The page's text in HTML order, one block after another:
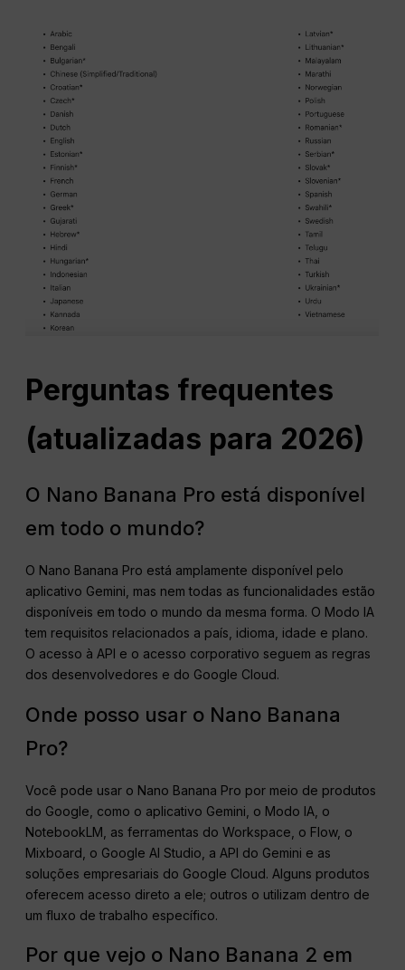
Perguntas frequentes
(atualizadas para 2026)
O Nano Banana Pro está disponível
em todo o mundo?
O Nano Banana Pro está amplamente disponível pelo
aplicativo Gemini, mas nem todas as funcionalidades estão
disponíveis em todo o mundo da mesma forma. O Modo IA
tem requisitos relacionados a país, idioma, idade e plano.
O acesso à API e o acesso corporativo seguem as regras
dos desenvolvedores e do Google Cloud.
Onde posso usar o Nano Banana
Pro?
Você pode usar o Nano Banana Pro por meio de produtos
do Google, como o aplicativo Gemini, o Modo IA, o
NotebookLM, as ferramentas do Workspace, o Flow, o
Mixboard, o Google AI Studio, a API do Gemini e as
soluções empresariais do Google Cloud. Alguns produtos
oferecem acesso direto a ele; outros o utilizam dentro de
um fluxo de trabalho específico.
Por que vejo o Nano Banana 2 em